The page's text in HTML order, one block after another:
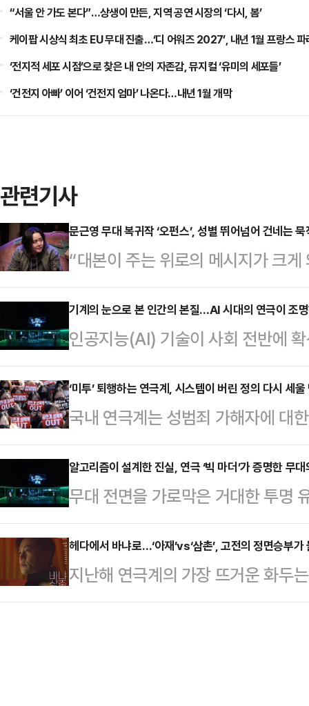
“서울 안 가도 본다”…상생이 만든, 지역 공연 시장의 ‘다시, 봄’
케이팝 시상식 최초 EU 무대 진출…‘디 어워즈 2027’, 내년 1월 프랑스 파
‘전지적 세포 시점’으로 찾은 내 안의 자존감, 뮤지컬 ‘유미의 세포들’
‘건전지 아빠’ 이어 ‘건전지 엄마’ 나온다…내년 1월 개막
관련기사
문근영 무대 복귀작 ‘오펀스’, 성별 뛰어넘어 건네는
“대본이 주는 위로의 메시지가 크
읽었습니다.”배우 문근영은 19일
행된 ‘오펀스’ 프레스콜에서 이 작
유를 이같이 밝혔다.문근영은 2017
무대에 오른다. 작품에서 그는 충동
은 여린 고아 청년 트릿 역을 맡았
리라는 지점에 대해 고민이 많았다
해내고 …
기계의 눈으로 본 인간의 본질…AI 시대의 연극이 조
인공지능(AI) 기술이 사회 전반에
로 수용하고 있다. 그런데 최근 공
첨단을 무대 위에 구현하는 수준에
재를 거울삼아, 인간만이 가진 고유
흐름이 뚜렷해지고 있다.이러한 경
벽한 데이터를 바탕으로 최적의 답
고 소멸할 수밖에 없는 인간의 한계
는 시도가 이어…
‘미투’ 퇴행하는 연극계, 시스템이 버린 정의 다시 세
국내 연극계는 성범죄 가해자에 대
위 수사, 가해 배우의 복귀 시도가
하려 했던 윤리적 기준이 퇴보하고
계와 업계 자정 시스템의 부재 속에
대책 마련이 시급하다는 지적이 나
력범죄의 처벌 등에 관한 특례법 위
표 A씨에 대한 항소심에서 원심의
행유예 2년…
알고리즘이 설계한 진실, 연극 ‘빅 마더’가 증명한 무
무대 전면을 가로막은 거대한 투명
실시간으로 움직이는 라이브 카메
중인 연극 ‘빅 마더’는 아날로그 연
호한 경계를 만들어낸다. 무대를 가
이자 서사를 끌고 가는 동력이다.프
헤다에서 바냐로…‘아재’vs‘삼촌’, 고전의 정면승부
지난해 연극계의 가장 뜨거운 화두
에 올린 ‘헤다 가블러’였다. 헨리크